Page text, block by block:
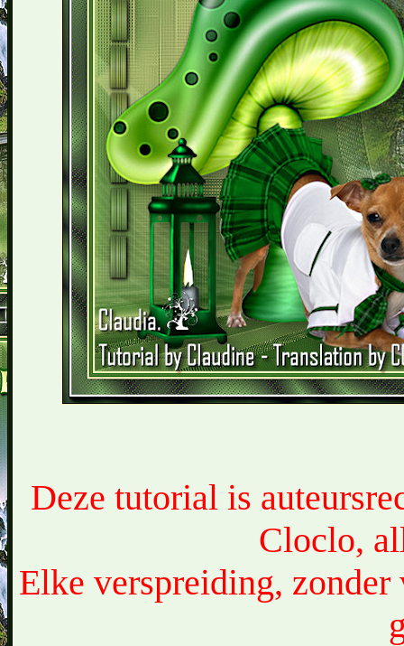
Deze tutorial is
Cloclo,
Elke verspreiding,